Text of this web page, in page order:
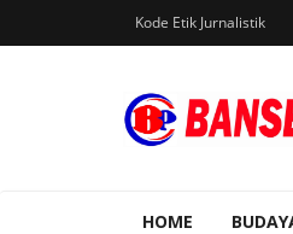
Kode Etik Jurnalistik
HOME